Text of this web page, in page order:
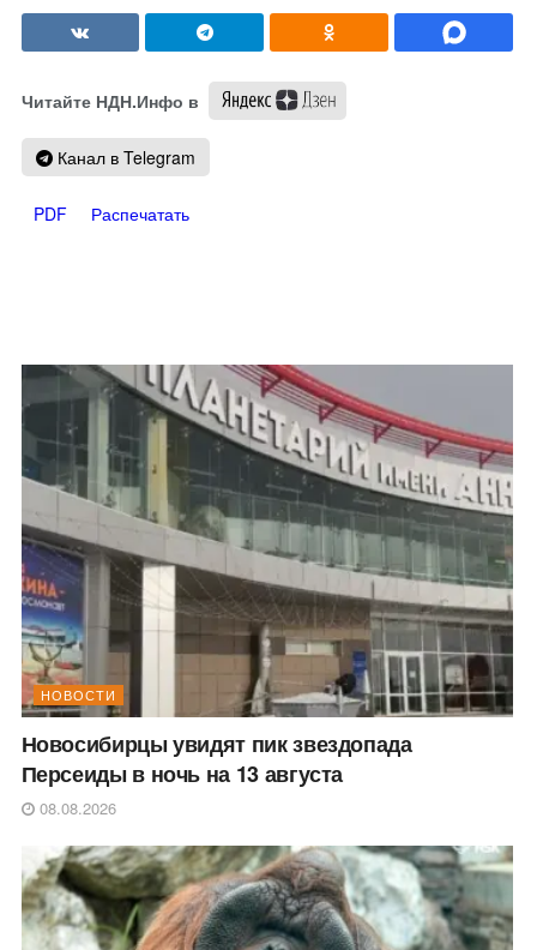
Читайте НДН.Инфо в
Канал в Telegram
PDF Распечатать
НОВОСТИ
Новосибирцы увидят пик звездопада
Персеиды в ночь на 13 августа
08.08.2026